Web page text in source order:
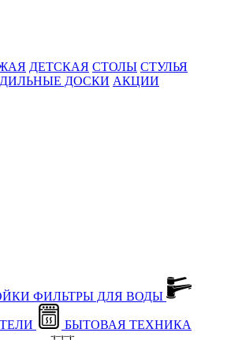
ДЕТСКАЯ СТОЛЫ СТУЛЬЯ
ДОСКИ АКЦИИ
ФИЛЬТРЫ ДЛЯ ВОДЫ
БЫТОВАЯ ТЕХНИКА